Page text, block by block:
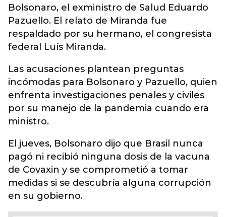
Bolsonaro, el exministro de Salud Eduardo
Pazuello. El relato de Miranda fue
respaldado por su hermano, el congresista
federal Luís Miranda.
Las acusaciones plantean preguntas
incómodas para Bolsonaro y Pazuello, quien
enfrenta investigaciones penales y civiles
por su manejo de la pandemia cuando era
ministro.
El jueves, Bolsonaro dijo que Brasil nunca
pagó ni recibió ninguna dosis de la vacuna
de Covaxin y se comprometió a tomar
medidas si se descubría alguna corrupción
en su gobierno.